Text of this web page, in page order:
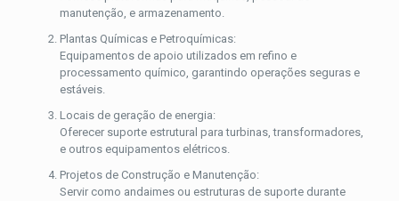
manutenção, e armazenamento.
Plantas Químicas e Petroquímicas:
Equipamentos de apoio utilizados em refino e
processamento químico, garantindo operações seguras e
estáveis.
Locais de geração de energia:
Oferecer suporte estrutural para turbinas, transformadores,
e outros equipamentos elétricos.
Projetos de Construção e Manutenção:
Servir como andaimes ou estruturas de suporte durante